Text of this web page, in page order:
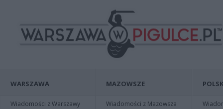
WARSZAWA
Wiadomości z Warszawy
MAZOWSZE
Wiadomości z Mazowsza